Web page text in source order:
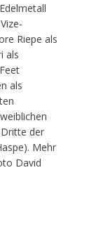
Riepe als
als
als
der
Mehr
David